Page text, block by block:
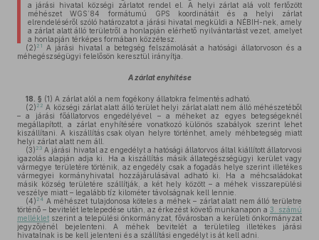
a járási hivatal községi zárlatot rendel el. A helyi zárlat alá volt fertőzött
méhészet WGS’84 formátumú GPS koordinátáit és a helyi zárlat
elrendeléséről szóló határozatot a járási hivatal megküldi a NÉBIH-nek, amely
a zárlat alatt álló területről a honlapján elérhető nyilvántartást vezet, amelyet
a honlapján térképes formában közzétesz.
(2) 21
A járási hivatal a betegség felszámolását a hatósági állatorvoson és a
méhegészségügyi felelősön keresztül irányítja.
A zárlat enyhítése
18. § (1) A zárlat alól a nem fogékony állatokra felmentés adható.
(2) 22 A községi zárlat alatt álló terület helyi zárlat alatt nem álló méhészetéből
– a járási főállatorvos engedélyével – a méheket az egyes betegségeknél
megállapított, a zárlat enyhítésére vonatkozó különös szabályok szerint lehet
kiszállítani. A kiszállítás csak olyan helyre történhet, amely méhbetegség miatt
helyi zárlat alatt nem áll.
(3) 23 A járási hivatal az engedélyt a hatósági állatorvos által kiállított állatorvosi
igazolás alapján adja ki. Ha a kiszállítás másik állategészségügyi kerület vagy
vármegye területére történik, az engedély csak a fogadás helye szerint illetékes
vármegyei kormányhivatal hozzájárulásával adható ki. Ha a méhcsaládokat
másik község területére szállítják, a két hely között – a méhek visszarepülési
veszélye miatt – legalább tíz kilométer távolságnak kell lennie.
(4) 24 A méhészet tulajdonosa köteles a méhek – zárlat alatt nem álló területre
történő – bevitelét letelepedése után, az érkezést követő munkanapon a 3. számú
melléklet szerint a települési önkormányzat, fővárosban a kerületi önkormányzat
jegyzőjénél bejelenteni. A méhek bevitelét a területileg illetékes járási
hivatalnak is be kell jelenteni és a szállítási engedélyt is át kell adni.